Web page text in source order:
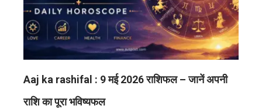
Aaj ka rashifal : 9 मई 2026 राशिफल – जानें अपनी
राशि का पूरा भविष्यफल